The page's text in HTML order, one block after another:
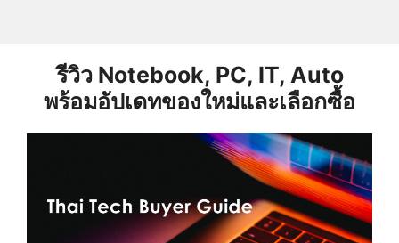
รีวิว Notebook, PC, IT, Auto
พร้อมอัปเดทของใหม่และเลือกซื้อ